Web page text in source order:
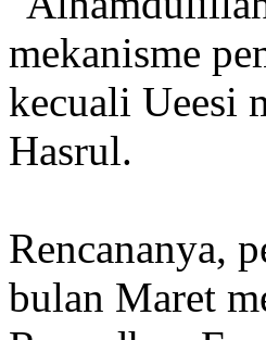
mekanisme
kecuali Ueesi
Hasrul.
Rencananya,
bulan Maret